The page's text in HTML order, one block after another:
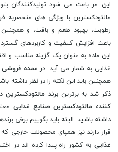
این امر باعث می شود تولیدکنندگان
مالتودکسترین با ویژگی های منحصربه
رطوبت، بهبود طعم و بافت، و همچنین
باعث افزایش کیفیت و کاربردهای
این ماده به عنوان یک گزینه مناسب و
غذایی به شمار می آید. در عمده فروشی
همچنین باید این نکته را در نظر داشته
ذکر شد به برترین برند مالتودکسترین
کننده مالتودکسترین صنایع غذایی
داشته باشید. البته باید بگوییم برخی
قرار دارند نیز همپای محصولات خارجی که
غذایی به کشور راه پیدا کرده اند در